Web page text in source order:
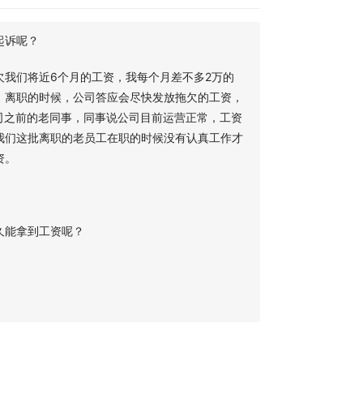
呢？
们将近6个月的工资，我每个月差不多2万的
职的时候，公司答应会尽快发放拖欠的工资，
前的老同事，同事说公司目前运营正常，工资
这批离职的老员工在职的时候没有认真工作才
拿到工资呢？